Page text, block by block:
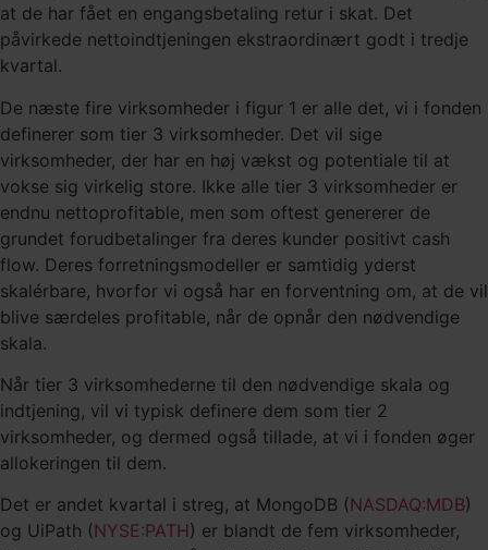
at de har fået en engangsbetaling retur i skat. Det
påvirkede nettoindtjeningen ekstraordinært godt i tredje
kvartal.
De næste fire virksomheder i figur 1 er alle det, vi i fonden
definerer som tier 3 virksomheder. Det vil sige
virksomheder, der har en høj vækst og potentiale til at
vokse sig virkelig store. Ikke alle tier 3 virksomheder er
endnu nettoprofitable, men som oftest genererer de
grundet forudbetalinger fra deres kunder positivt cash
flow. Deres forretningsmodeller er samtidig yderst
skalérbare, hvorfor vi også har en forventning om, at de vil
blive særdeles profitable, når de opnår den nødvendige
skala.
Når tier 3 virksomhederne til den nødvendige skala og
indtjening, vil vi typisk definere dem som tier 2
virksomheder, og dermed også tillade, at vi i fonden øger
allokeringen til dem.
Det er andet kvartal i streg, at MongoDB (NASDAQ:MDB)
og UiPath (NYSE:PATH) er blandt de fem virksomheder,